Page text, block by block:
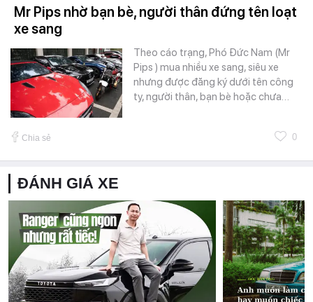
Mr Pips nhờ bạn bè, người thân đứng tên loạt
xe sang
Theo cáo trạng, Phó Đức Nam (Mr
Pips ) mua nhiều xe sang, siêu xe
nhưng được đăng ký dưới tên công
ty, người thân, bạn bè hoặc chưa…
Chia sẻ 0
ĐÁNH GIÁ XE